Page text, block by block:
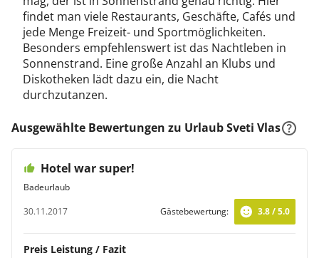
findet man viele Restaurants, Geschäfte, Cafés und
jede Menge Freizeit- und Sportmöglichkeiten.
Besonders empfehlenswert ist das Nachtleben in
Sonnenstrand. Eine große Anzahl an Klubs und
Diskotheken lädt dazu ein, die Nacht
durchzutanzen.
Ausgewählte Bewertungen zu Urlaub Sveti Vlas
Hotel war super!
Badeurlaub
30.11.2017
Gästebewertung: 3.8 / 5.0
Preis Leistung / Fazit